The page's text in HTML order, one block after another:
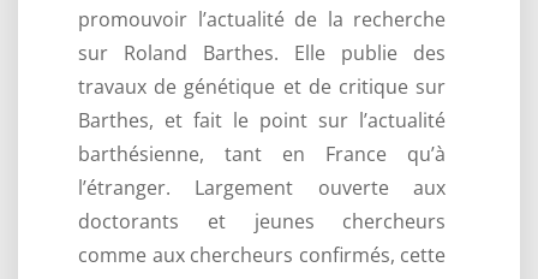
promouvoir l’actualité de la recherche
sur Roland Barthes. Elle publie des
travaux de génétique et de critique sur
Barthes, et fait le point sur l’actualité
barthésienne, tant en France qu’à
l’étranger. Largement ouverte aux
doctorants et jeunes chercheurs
comme aux chercheurs confirmés, cette